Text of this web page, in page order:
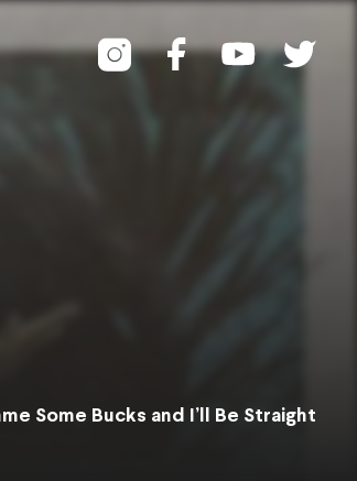
Some Bucks and I’ll Be Straight